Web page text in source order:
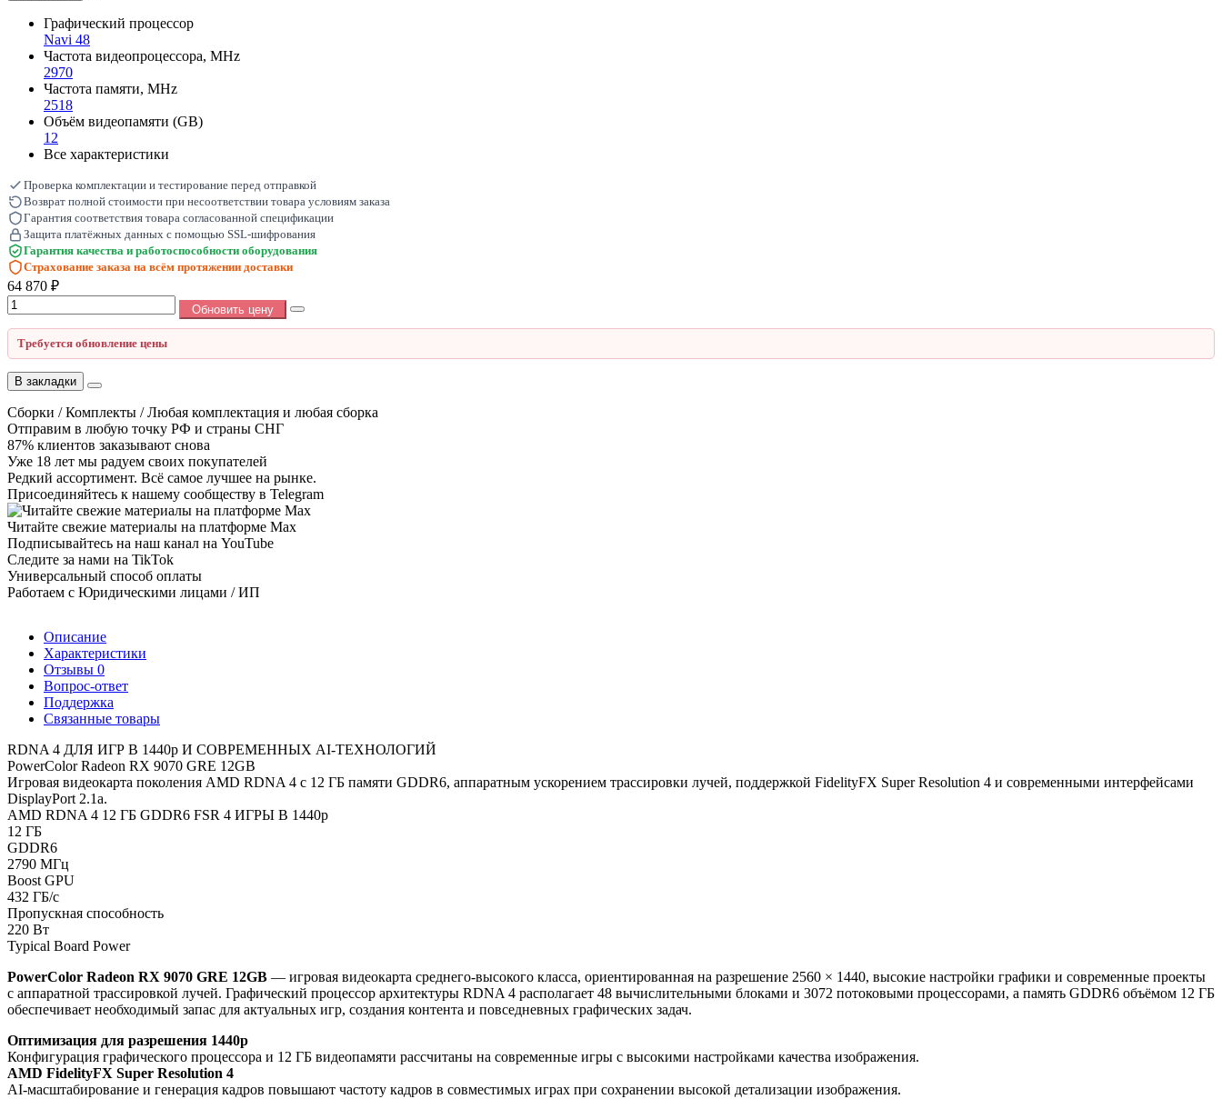
Графический процессор
Navi 48
Частота видеопроцессора, MHz
2970
Частота памяти, MHz
2518
Объём видеопамяти (GB)
12
Все характеристики
Проверка комплектации и тестирование перед отправкой
Возврат полной стоимости при несоответствии товара условиям заказа
Гарантия соответствия товара согласованной спецификации
Защита платёжных данных с помощью SSL-шифрования
Гарантия качества и работоспособности оборудования
Страхование заказа на всём протяжении доставки
64 870 ₽
Обновить цену
Требуется обновление цены
В закладки
Сборки / Комплекты / Любая комплектация и любая сборка
Отправим в любую точку РФ и страны СНГ
87% клиентов заказывают снова
Уже 18 лет мы радуем своих покупателей
Редкий ассортимент. Всё самое лучшее на рынке.
Присоединяйтесь к нашему сообществу в Telegram
Читайте свежие материалы на платформе Max
Подписывайтесь на наш канал на YouTube
Следите за нами на TikTok
Универсальный способ оплаты
Работаем с Юридическими лицами / ИП
Описание
Характеристики
Отзывы 0
Вопрос-ответ
Поддержка
Связанные товары
RDNA 4 ДЛЯ ИГР В 1440p И СОВРЕМЕННЫХ AI-ТЕХНОЛОГИЙ
PowerColor Radeon RX 9070 GRE 12GB
Игровая видеокарта поколения AMD RDNA 4 с 12 ГБ памяти GDDR6, аппаратным ускорением трассировки лучей, поддержкой FidelityFX Super Resolution 4 и современными интерфейсами
DisplayPort 2.1a.
AMD RDNA 4 12 ГБ GDDR6 FSR 4 ИГРЫ В 1440p
12 ГБ
GDDR6
2790 МГц
Boost GPU
432 ГБ/с
Пропускная способность
220 Вт
Typical Board Power
PowerColor Radeon RX 9070 GRE 12GB — игровая видеокарта среднего-высокого класса, ориентированная на разрешение 2560 × 1440, высокие настройки графики и современные проекты
с аппаратной трассировкой лучей. Графический процессор архитектуры RDNA 4 располагает 48 вычислительными блоками и 3072 потоковыми процессорами, а память GDDR6 объёмом 12 ГБ
обеспечивает необходимый запас для актуальных игр, создания контента и повседневных графических задач.
Оптимизация для разрешения 1440p
Конфигурация графического процессора и 12 ГБ видеопамяти рассчитаны на современные игры с высокими настройками качества изображения.
AMD FidelityFX Super Resolution 4
AI-масштабирование и генерация кадров повышают частоту кадров в совместимых играх при сохранении высокой детализации изображения.